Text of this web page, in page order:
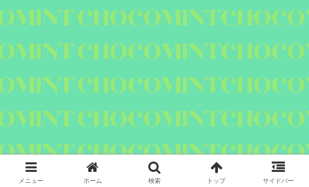
メニュー ホーム 検索 トップ サイドバー